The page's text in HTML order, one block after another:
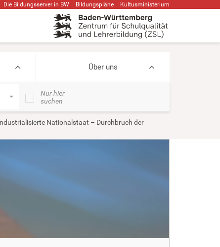
Die Bildungsserver in BW Bildungspläne Kultusministerium
Über uns
Nur hier
suchen
Nationalstaat – Durchbruch der